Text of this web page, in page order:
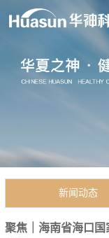
新闻动态
聚焦｜海南省海口